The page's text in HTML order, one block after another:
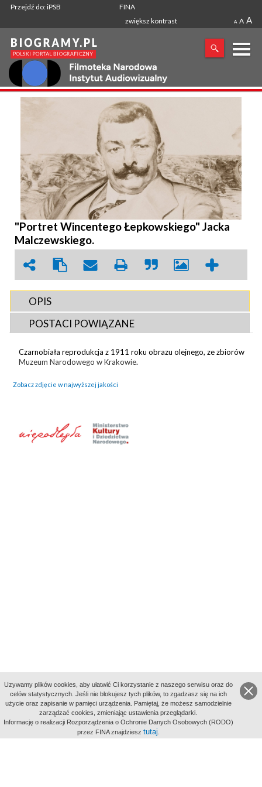
Przejdź do: iPSB
FINA
zwiększ kontrast
A A A
X
SZUKANA FRAZA
"Portret Wincentego Łepkowskiego" Jacka
Malczewskiego.
OPIS
POSTACI POWIĄZANE
Czarnobiała reprodukcja z 1911 roku obrazu olejnego, ze zbiorów
Muzeum Narodowego w Krakowie.
Zobacz zdjęcie w najwyższej jakości
aktywności
Uzywamy plików cookies, aby ułatwić Ci korzystanie z naszego serwisu oraz do
celów statystycznych. Jeśli nie blokujesz tych plików, to zgadzasz się na ich
użycie oraz zapisanie w pamięci urządzenia. Pamiętaj, że możesz samodzielnie
zarządzać cookies, zmieniając ustawienia przeglądarki.
Informację o realizacji Rozporządzenia o Ochronie Danych Osobowych (RODO)
przez FINA znajdziesz tutaj